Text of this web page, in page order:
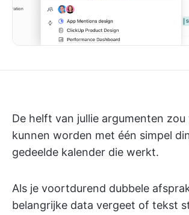
De helft van jullie argumenten
kunnen worden met één simpel
gedeelde kalender die werkt.
Als je voortdurend dubbele
belangrijke data vergeet of tekst